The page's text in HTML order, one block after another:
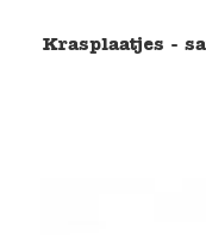
Krasplaatjes -